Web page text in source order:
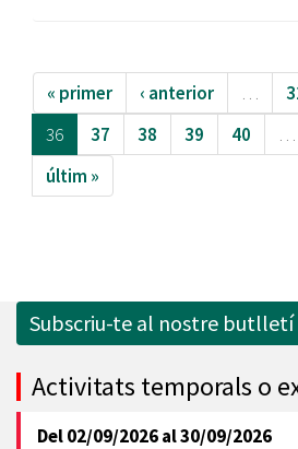
« primer ‹ anterior …
36
37 38 39 40 …
últim »
Subscriu-te al nostre butlletí
Activitats temporals o
Del02/09/2026al30/09/2026